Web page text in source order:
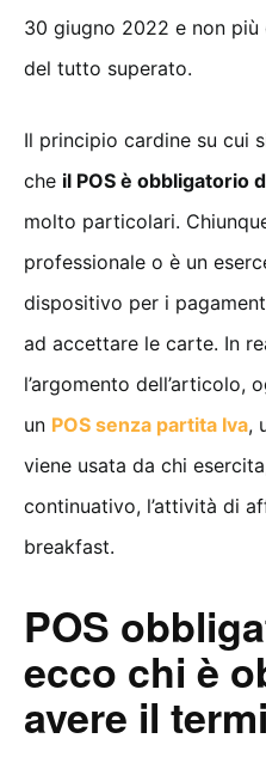
30 giugno 2022 e non
del tutto superato.
Il principio cardine su cui
che il POS è obbligatorio
molto particolari.
professionale o è un
dispositivo per i
ad accettare le carte. In
l’argomento dell’articolo,
un POS senza partita Iva,
viene usata da chi
continuativo, l’attività di
breakfast.
POS
ecco chi è
avere il